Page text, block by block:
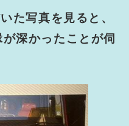
た写真を見ると、
深かったことが伺